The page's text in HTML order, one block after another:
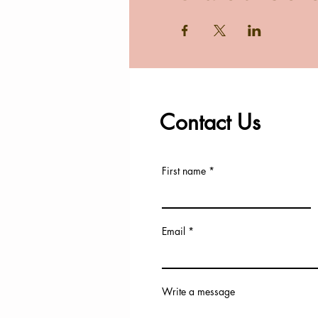
Contact Us
First name
Email
Write a message